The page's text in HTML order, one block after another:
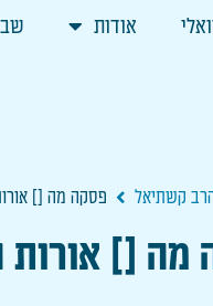
אודות
קשתיאל פסקה מה []
מה [] אורות